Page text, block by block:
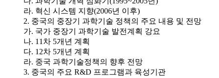
라. 혁신 시스템 지향(2006년 이후)
2. 중국의 중장기 과학기술 정책의 주요 내용 및 전망
가. 국가 중장기 과학기술 발전계획 강요
나. 11차 5개년 계획
다. 12차 5개년 계획
라. 중국 과학기술정책의 향후 전망
3. 중국의 주요 R&D 프로그램과 육성기관